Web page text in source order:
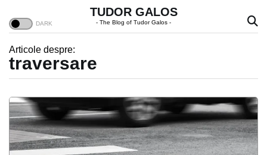
TUDOR GALOS
- The Blog of Tudor Galos -
Articole despre:
traversare